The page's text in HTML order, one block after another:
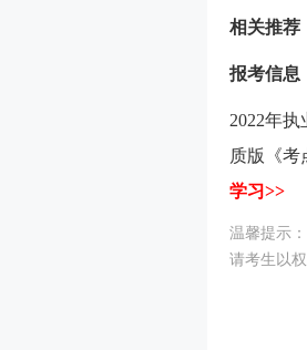
相关推荐
报考信息
2022年执
质版《考
学习>>
温馨提示
请考生以